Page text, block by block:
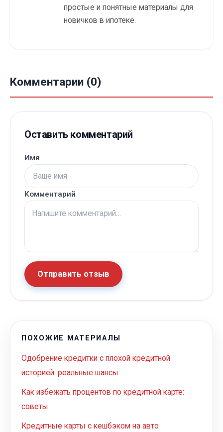
простые и понятные материалы для
новичков в ипотеке.
Комментарии (0)
Оставить комментарий
Имя
Комментарий
Отправить отзыв
ПОХОЖИЕ МАТЕРИАЛЫ
Одобрение кредитки с плохой кредитной
историей: реальные шансы
Как избежать процентов по кредитной карте:
советы
Кредитные карты с кешбэком на авто